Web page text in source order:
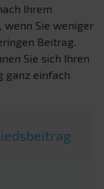
Ihrem
wenn Sie weniger
Beitrag.
Sie sich Ihren
ganz einfach